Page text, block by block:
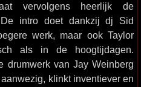
vervolgens heerlijk de
intro doet dankzij dj Sid
werk, maar ook Taylor
als in de hoogtijdagen.
drumwerk van Jay Weinberg
klinkt inventiever en